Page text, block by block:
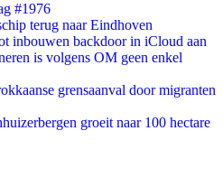
#1976
terug naar Eindhoven
inbouwen backdoor in iCloud aan
is volgens OM geen enkel
grensaanval door migranten
groeit naar 100 hectare